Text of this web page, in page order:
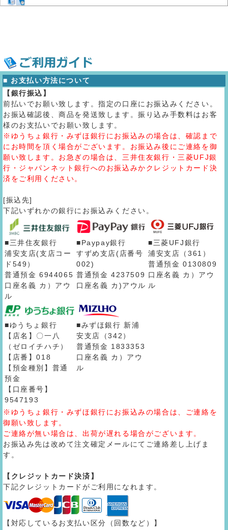
■ お支払い方法について
【銀行振込】
前払いでお願い致します。指定の口座にお振込みください。
お振込確認後、商品を発送致します。振り込み手数料はお客
様のお支払いでお願い致します。
※ゆうちょ銀行・みずほ銀行にお振込みの場合は、確認まで
にお時間を頂く場合がございます。お振込み後にご連絡を御
願い致します。お急ぎの場合は、三井住友銀行・三菱UFJ銀
行・ジャパンネット銀行へのお振込みかクレジットカード決
済をご利用ください。
[振込先]
下記いずれかの銀行にお振込みください。
■三井住友銀行
浦安支店(支店コー
ド549）
普通預金 6944065
口座名義 カ）アウ
ル
■Paypay銀行
すずめ支店(店番号
002)
普通預金 4237509
口座名義 カ)アウル
■三菱UFJ銀行
浦安支店（361）
普通預金 0130809
口座名義 カ）アウ
ル
■ゆうちょ銀行
【店名】〇一八
（ゼロイチハチ）
【店番】018
【預金種別】普通
預金
【口座番号】
9547193
■みずほ銀行 新浦
安支店（342）
普通預金 1833353
口座名義 カ）アウ
ル
※ゆうちょ銀行・みずほ銀行にお振込みの場合は、ご連絡を
御願い致します。
ご連絡が無い場合は、出荷が遅れる場合がございます。
お振込み先は改めて注文確定メールにてご連絡差し上げま
す。
【クレジットカード決済】
下記クレジットカードがご利用になれます。
【対応しているお支払い区分（回数など）】